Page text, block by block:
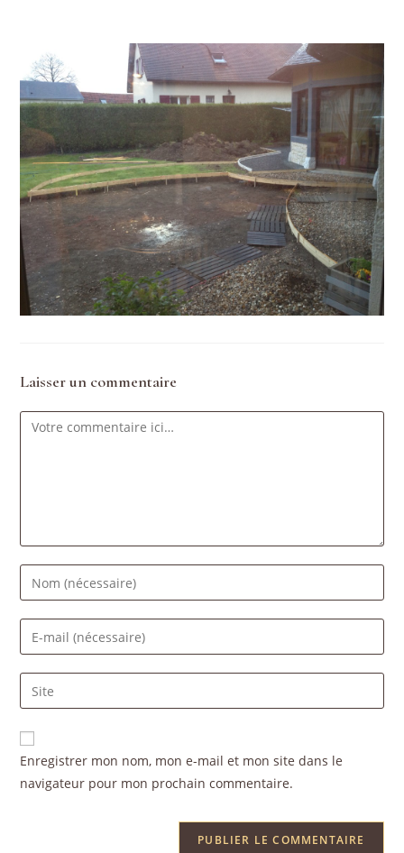
Laisser un commentaire
Enregistrer mon nom, mon e-mail et mon site dans le
navigateur pour mon prochain commentaire.